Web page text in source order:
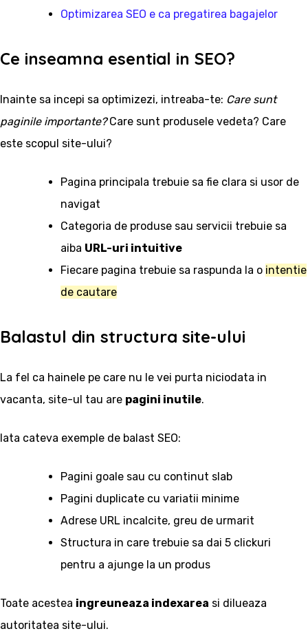
Optimizarea SEO e ca pregatirea bagajelor
Ce inseamna esential in SEO?
Inainte sa incepi sa optimizezi, intreaba-te: Care sunt
paginile importante?Care sunt produsele vedeta? Care
este scopul site-ului?
Pagina principala trebuie sa fie clara si usor de
navigat
Categoria de produse sau servicii trebuie sa
aiba URL-uri intuitive
Fiecare pagina trebuie sa raspunda la o intentie
de cautare
Balastul din structura site-ului
La fel ca hainele pe care nu le vei purta niciodata in
vacanta, site-ul tau are pagini inutile.
Iata cateva exemple de balast SEO:
Pagini goale sau cu continut slab
Pagini duplicate cu variatii minime
Adrese URL incalcite, greu de urmarit
Structura in care trebuie sa dai 5 clickuri
pentru a ajunge la un produs
Toate acestea ingreuneaza indexarea si dilueaza
autoritatea site-ului.